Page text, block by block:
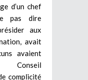
d’un chef
pas dire
aux
avait
avaient
Conseil
complicité